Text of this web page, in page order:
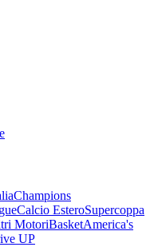
Champions
Calcio EsteroSupercoppa
MotoriBasketAmerica's
UP